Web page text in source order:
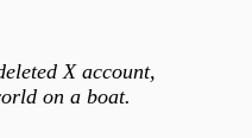
X account,
on a boat.